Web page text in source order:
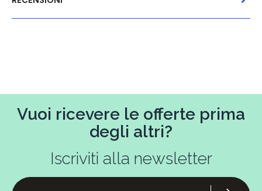
Vuoi ricevere le offerte prima
degli altri?
Iscriviti alla newsletter